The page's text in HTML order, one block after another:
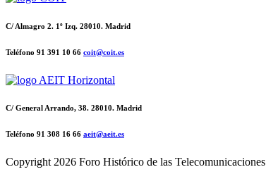
C/ Almagro 2. 1º Izq. 28010. Madrid
Teléfono 91 391 10 66 coit@coit.es
C/ General Arrando, 38. 28010. Madrid
Teléfono 91 308 16 66 aeit@aeit.es
Copyright2026 Foro Histórico de las Telecomunicaciones